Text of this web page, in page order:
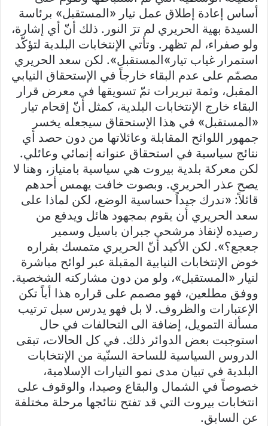
أساس إعادة إطلاق عمل تيار «المستقبل» برئاسة
السيدة بهية الحريري لم ترَ النور. ذلك أنّ أي إشارة،
ولو صفراء، لم تظهر. وتأتي الإنتخابات البلدية لتؤكّد
استمرار غياب تيار»المستقبل». لكن سعد الحريري
مصمّم على عدم البقاء خارجاً في الإستحقاق النيابي
المقبل، وثمة تبريرات تمّ تسويقها في معرض قرار
البقاء خارج الإنتخابات البلدية، كمثل أنّ إقحام تيار
«المستقبل» في هذا الإستحقاق سيجعله يخسر
جمهور اللوائح المقابلة وعائلاتها من دون حصد أي
نتائج سياسية في استحقاق عنوانه إنمائي وعائلي.
لكن معركة بلدية بيروت هي سياسية بامتياز، وهنا لا
يصح عذر الحريري. وبصوت خافت يهمس أحدهم
قائلاً: «ندرك جيداً حساسية الوضع، لكن لماذا على
سعد الحريري أن يقوم بمجهود هائل ويدفع من
رصيده لإنقاذ مرشحي جبران باسيل وسمير
جعجع؟». لكن الأكيد أنّ الحريري متمسك بقراره
خوض الإنتخابات النيابية المقبلة عبر لوائح مباشرة
لتيار «المستقبل»، ولو من دون مشاركته الشخصية.
ووفق مطلعين، فهو مصمم على قراره هذا أياً تكن
الإعتبارات والظروف. لا بل فهو يدرس سبل ترتيب
مسألة التمويل، إضافة الى التحالفات في حال
استوجبت بعض الدوائر ذلك. في كل الحالات، تبقى
الدروس السياسية للساحة السنّية من الإنتخابات
البلدية في تبيان مدى نمو التيارات الإسلامية،
خصوصاً في الشمال والبقاع وصيدا، والوقوف على
انتخابات بيروت التي قد تفتح نتائجها مرحلة مختلفة
عن السابق.